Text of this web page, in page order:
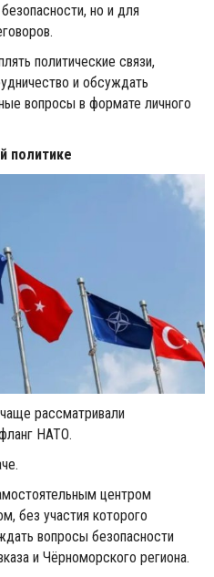
но и для
политические связи,
и обсуждать
вопросы в формате личного
политике
рассматривали
НАТО.
центром
без участия которого
вопросы безопасности
и Чёрноморского региона.